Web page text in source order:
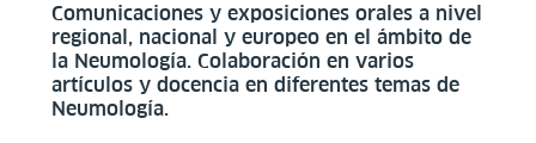
Comunicaciones y exposiciones orales a nivel
regional, nacional y europeo en el ámbito de
la Neumología. Colaboración en varios
artículos y docencia en diferentes temas de
Neumología.